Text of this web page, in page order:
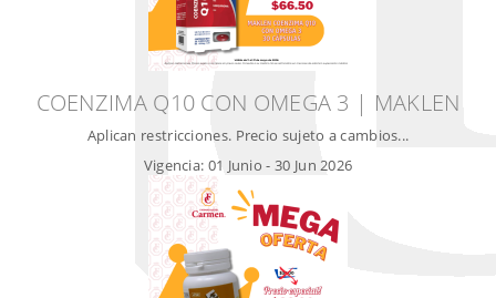
COENZIMA Q10 CON OMEGA 3 | MAKLEN
Aplican restricciones. Precio sujeto a cambios...
Vigencia: 01 Junio - 30 Jun 2026